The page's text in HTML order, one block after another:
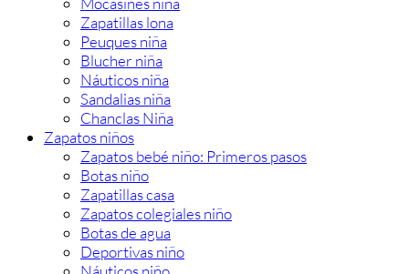
Zapatillas lona
Peuques niña
Blucher niña
Náuticos niña
Sandalias niña
Chanclas Niña
Zapatos niños
Zapatos bebé niño: Primeros pasos
Botas niño
Zapatillas casa
Zapatos colegiales niño
Botas de agua
Deportivas niño